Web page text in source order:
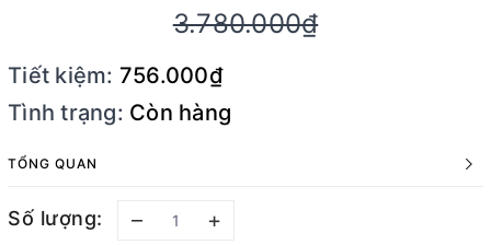
3.780.000₫
Tiết kiệm: 756.000₫
Tình trạng: Còn hàng
TỔNG QUAN
Số lượng: – +